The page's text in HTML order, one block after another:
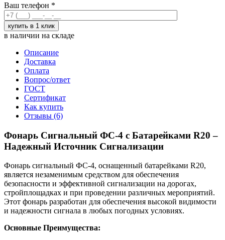
Ваш телефон *
в наличии на складе
Описание
Доставка
Оплата
Вопрос/ответ
ГОСТ
Сертификат
Как купить
Отзывы (6)
Фонарь Сигнальный ФС-4 с Батарейками R20 –
Надежный Источник Сигнализации
Фонарь сигнальный ФС-4, оснащенный батарейками R20,
является незаменимым средством для обеспечения
безопасности и эффективной сигнализации на дорогах,
стройплощадках и при проведении различных мероприятий.
Этот фонарь разработан для обеспечения высокой видимости
и надежности сигнала в любых погодных условиях.
Основные Преимущества: